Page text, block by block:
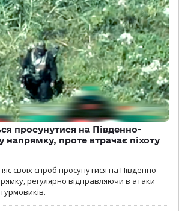
просунутися на Південно-
проте втрачає піхоту
своїх спроб просунутися на Південно-
регулярно відправляючи в атаки